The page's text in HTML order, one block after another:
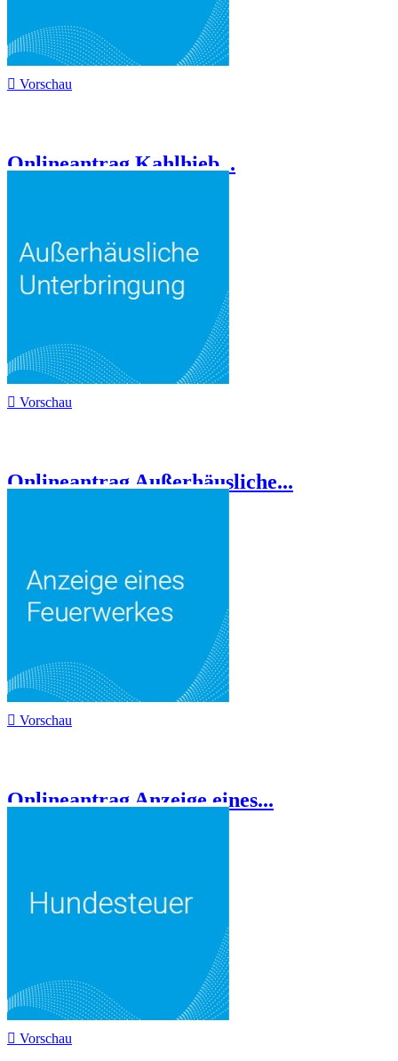
 Vorschau
Onlineantrag Kahlhieb...
 Vorschau
Onlineantrag Außerhäusliche...
 Vorschau
Onlineantrag Anzeige eines...
 Vorschau